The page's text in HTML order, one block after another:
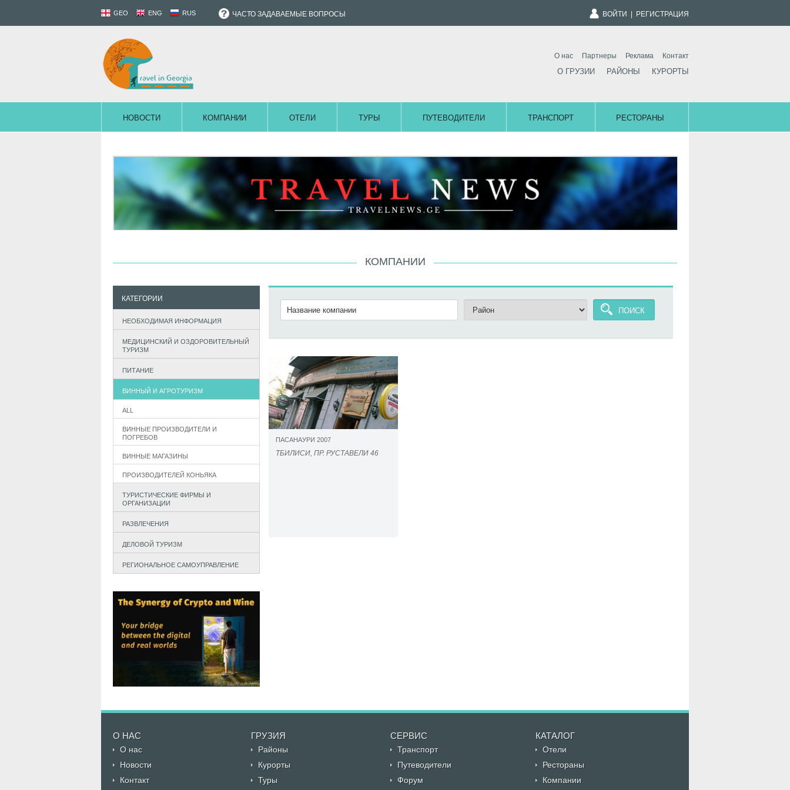
GEO ENG RUS ЧАСТО ЗАДАВАЕМЫЕ ВОПРОСЫ ВОЙТИ РЕГИСТРАЦИЯ
О нас Партнеры Реклама Контакт
О ГРУЗИИ РАЙОНЫ КУРОРТЫ
НОВОСТИ КОМПАНИИ ОТЕЛИ ТУРЫ ПУТЕВОДИТЕЛИ ТРАНСПОРТ РЕСТОРАНЫ
КОМПАНИИ
КАТЕГОРИИ
НЕОБХОДИМАЯ ИНФОРМАЦИЯ
МЕДИЦИНСКИЙ И ОЗДОРОВИТЕЛЬНЫЙ
ТУРИЗМ
ПИТАНИЕ
ВИННЫЙ И АГРОТУРИЗМ
ALL
ВИННЫЕ ПРОИЗВОДИТЕЛИ И
ПОГРЕБОВ
ВИННЫЕ МАГАЗИНЫ
ПРОИЗВОДИТЕЛЕЙ КОНЬЯКА
ТУРИСТИЧЕСКИЕ ФИРМЫ И
ОРГАНИЗАЦИИ
РАЗВЛЕЧЕНИЯ
ДЕЛОВОЙ ТУРИЗМ
РЕГИОНАЛЬНОЕ САМОУПРАВЛЕНИЕ
ПОИСК
ПАСАНАУРИ 2007
ТБИЛИСИ, ПР. РУСТАВЕЛИ 46
О НАС ГРУЗИЯ CЕРВИС КАТАЛОГ
О нас Районы Транспорт
Отели
Новости
Курорты Путеводители
Рестораны
Контакт
Туры Форум Компании